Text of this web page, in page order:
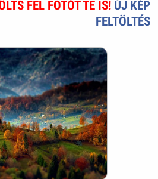
FEL FOTÓT TE IS! ÚJ KÉP
FELTÖLTÉS